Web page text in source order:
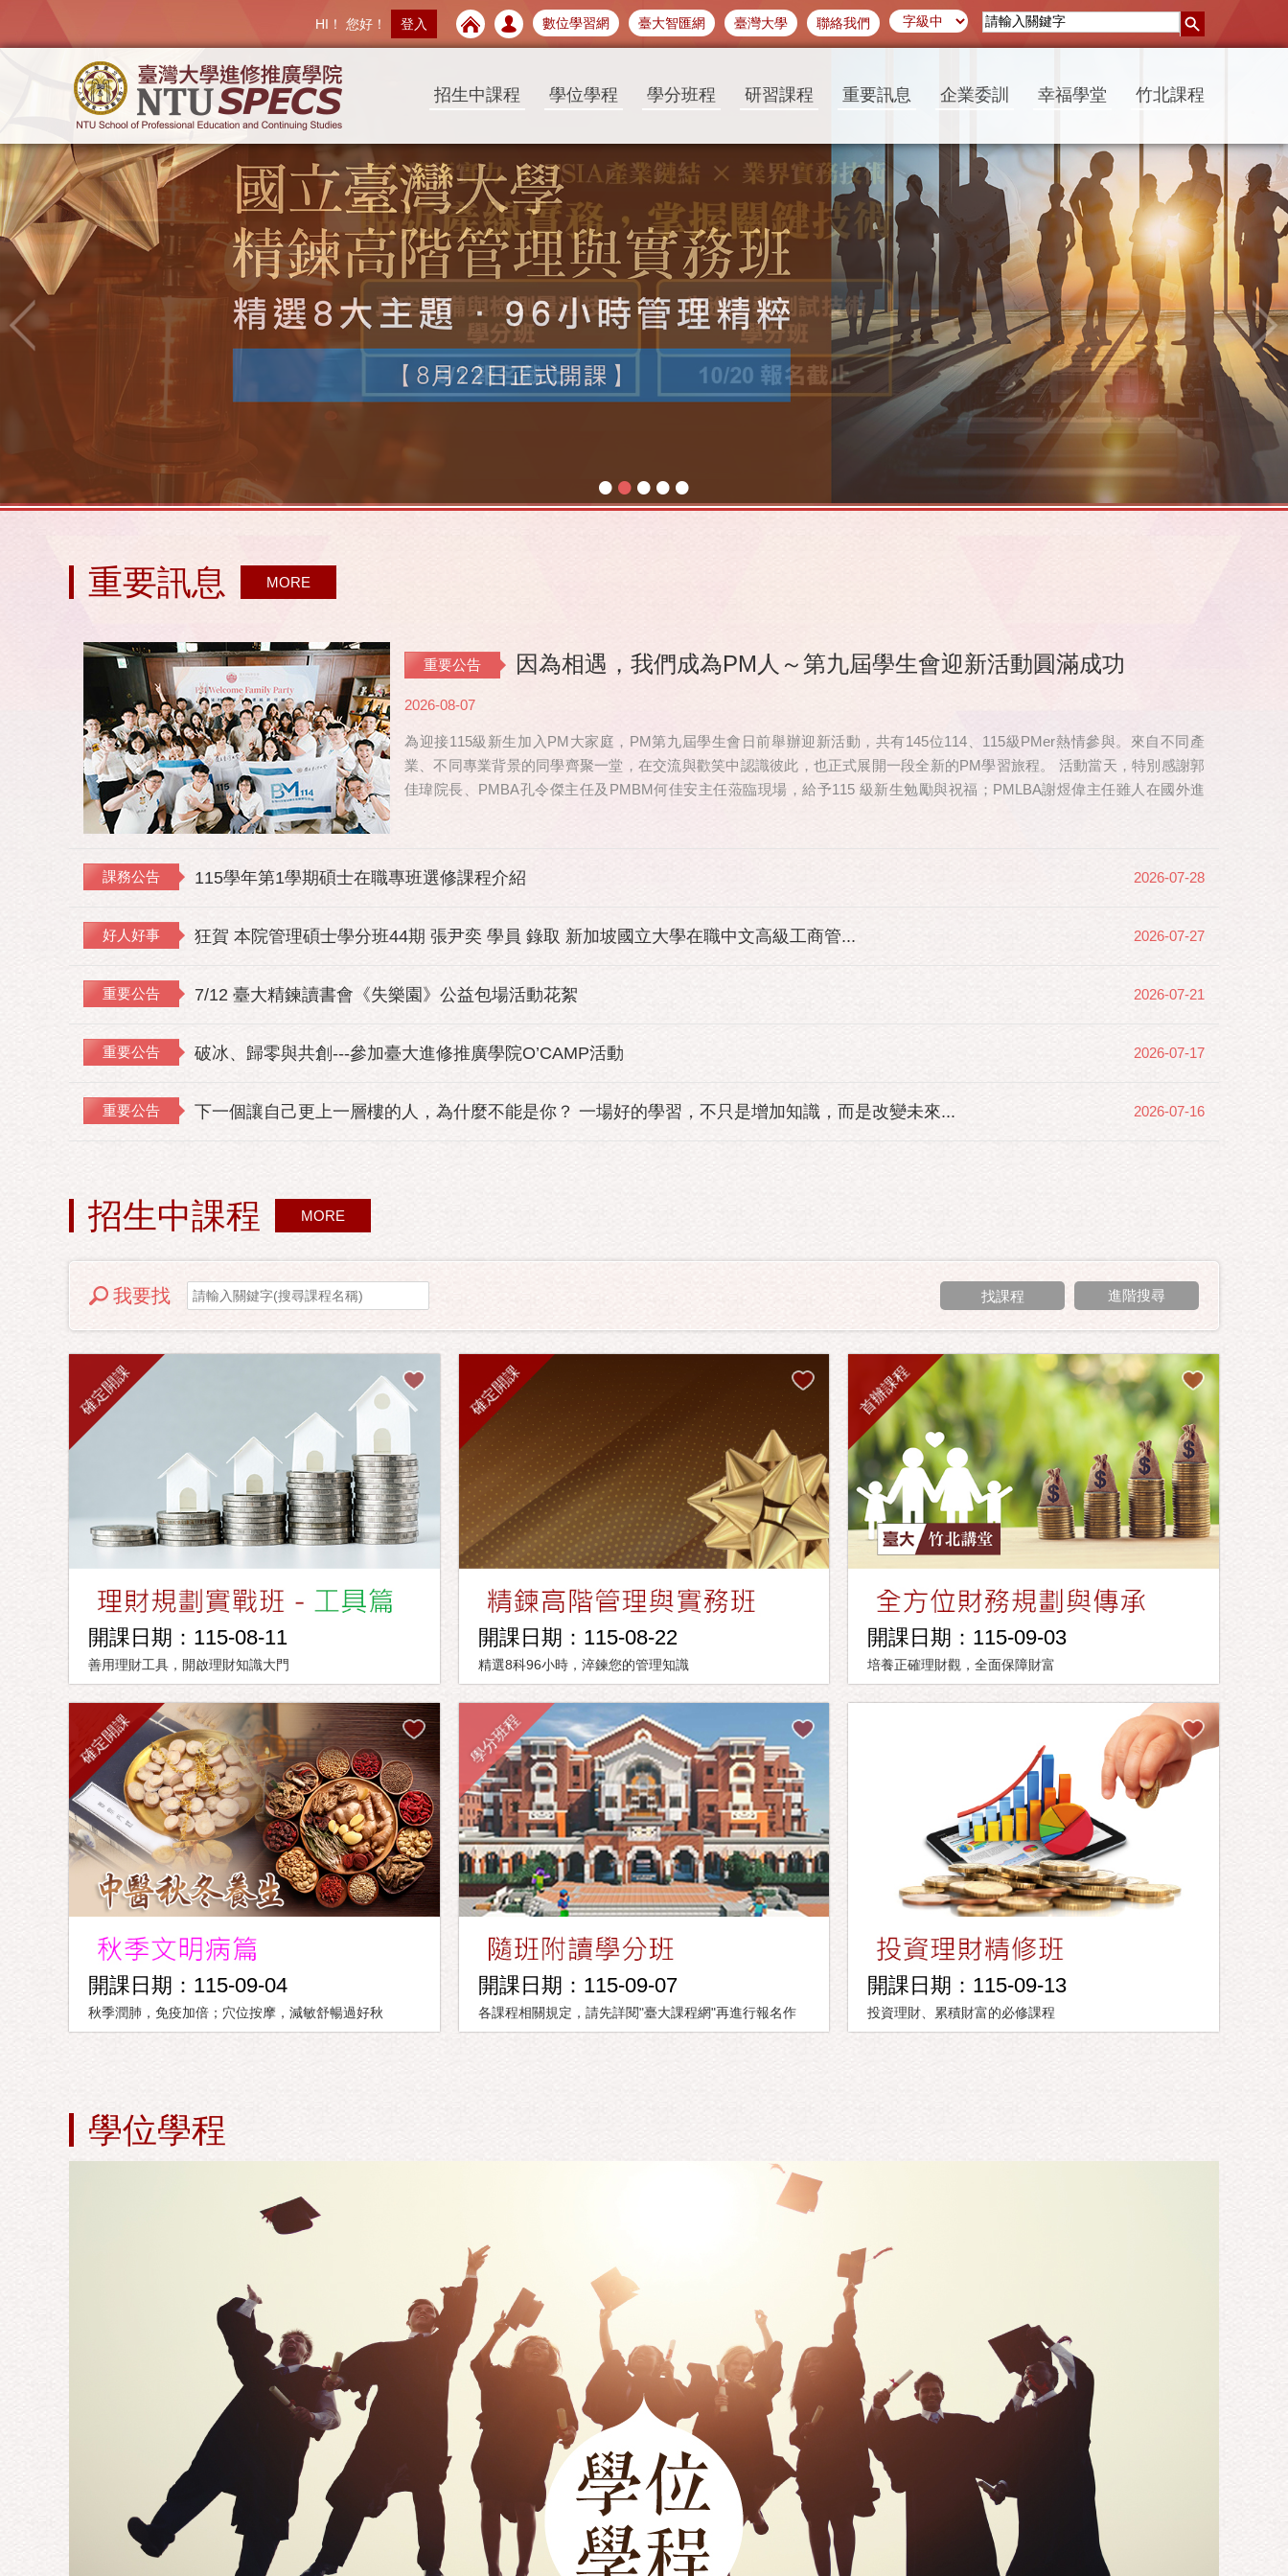
數位學習網 臺大智匯網 臺灣大學 聯絡我們
HI！ 您好！ 登入
招生中課程 學位學程 學分班程 研習課程 重要訊息 企業委訓 幸福學堂 竹北課程
•••••
重要訊息 MORE
重要公告 因為相遇，我們成為PM人～第九屆學生會迎新活動圓滿成功
2026-08-07
為迎接115級新生加入PM大家庭，PM第九屆學生會日前舉辦迎新活動，共有145位114、115級PMer熱情參與。來自不同產
業、不同專業背景的同學齊聚一堂，在交流與歡笑中認識彼此，也正式展開一段全新的PM學習旅程。 活動當天，特別感謝郭
佳瑋院長、PMBA孔令傑主任及PMBM何佳安主任蒞臨現場，給予115 級新生勉勵與祝福；PMLBA謝煜偉主任雖人在國外進
課務公告 115學年第1學期碩士在職專班選修課程介紹 2026-07-28
好人好事 狂賀 本院管理碩士學分班44期 張尹奕 學員 錄取 新加坡國立大學在職中文高級工商管... 2026-07-27
重要公告 7/12 臺大精鍊讀書會《失樂園》公益包場活動花絮 2026-07-21
重要公告 破冰、歸零與共創---參加臺大進修推廣學院O’CAMP活動 2026-07-17
重要公告 下一個讓自己更上一層樓的人，為什麼不能是你？ 一場好的學習，不只是增加知識，而是改變未來... 2026-07-16
招生中課程 MORE
我要找 進階搜尋
確定開課
開課日期：115-08-11
善用理財工具，開啟理財知識大門
確定開課
開課日期：115-08-22
精選8科96小時，淬鍊您的管理知識
首辦課程
開課日期：115-09-03
培養正確理財觀，全面保障財富
確定開課
開課日期：115-09-04
秋季潤肺，免疫加倍；穴位按摩，減敏舒暢過好秋
學分班程
開課日期：115-09-07
各課程相關規定，請先詳閱"臺大課程網"再進行報名作
業。
開課日期：115-09-13
投資理財、累積財富的必修課程
學位學程